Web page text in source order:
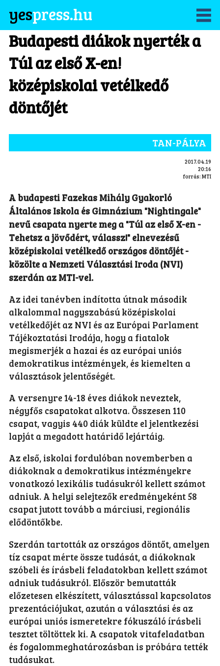
Budapesti diákok nyerték a
Túl az első X-en!
középiskolai vetélkedő
döntőjét
TAN-PÁLYA
2017.04.19
20:16
forrás: MTI
A budapesti Fazekas Mihály Gyakorló
Általános Iskola és Gimnázium "Nightingale"
nevű csapata nyerte meg a "Túl az első X-en -
Tehetsz a jövődért, válassz!" elnevezésű
középiskolai vetélkedő országos döntőjét -
közölte a Nemzeti Választási Iroda (NVI)
szerdán az MTI-vel.
Az idei tanévben indította útnak második
alkalommal nagyszabású középiskolai
vetélkedőjét az NVI és az Európai Parlament
Tájékoztatási Irodája, hogy a fiatalok
megismerjék a hazai és az európai uniós
demokratikus intézmények, és kiemelten a
választások jelentőségét.
A versenyre 14-18 éves diákok neveztek,
négyfős csapatokat alkotva. Összesen 110
csapat, vagyis 440 diák küldte el jelentkezési
lapját a megadott határidő lejártáig.
Az első, iskolai fordulóban novemberben a
diákoknak a demokratikus intézményekre
vonatkozó lexikális tudásukról kellett számot
adniuk. A helyi selejtezők eredményeként 58
csapat jutott tovább a márciusi, regionális
elődöntőkbe.
Szerdán tartották az országos döntőt, amelyen
tíz csapat mérte össze tudását, a diákoknak
szóbeli és írásbeli feladatokban kellett számot
adniuk tudásukról. Először bemutatták
előzetesen elkészített, választással kapcsolatos
prezentációjukat, azután a választási és az
európai uniós ismeretekre fókuszáló írásbeli
tesztet töltöttek ki. A csapatok vitafeladatban
és fogalommeghatározásban is próbára tették
tudásukat.
yespress.hu